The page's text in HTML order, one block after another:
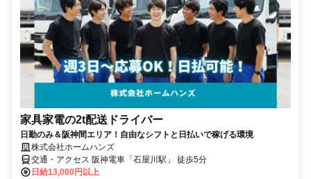
家具家電の2t配送ドライバー
日勤のみ＆阪神間エリア！自由なシフトと日払いで稼げる環境
株式会社ホームハンズ
交通・アクセス 阪神電車「石屋川駅」 徒歩5分
日給13,000円以上